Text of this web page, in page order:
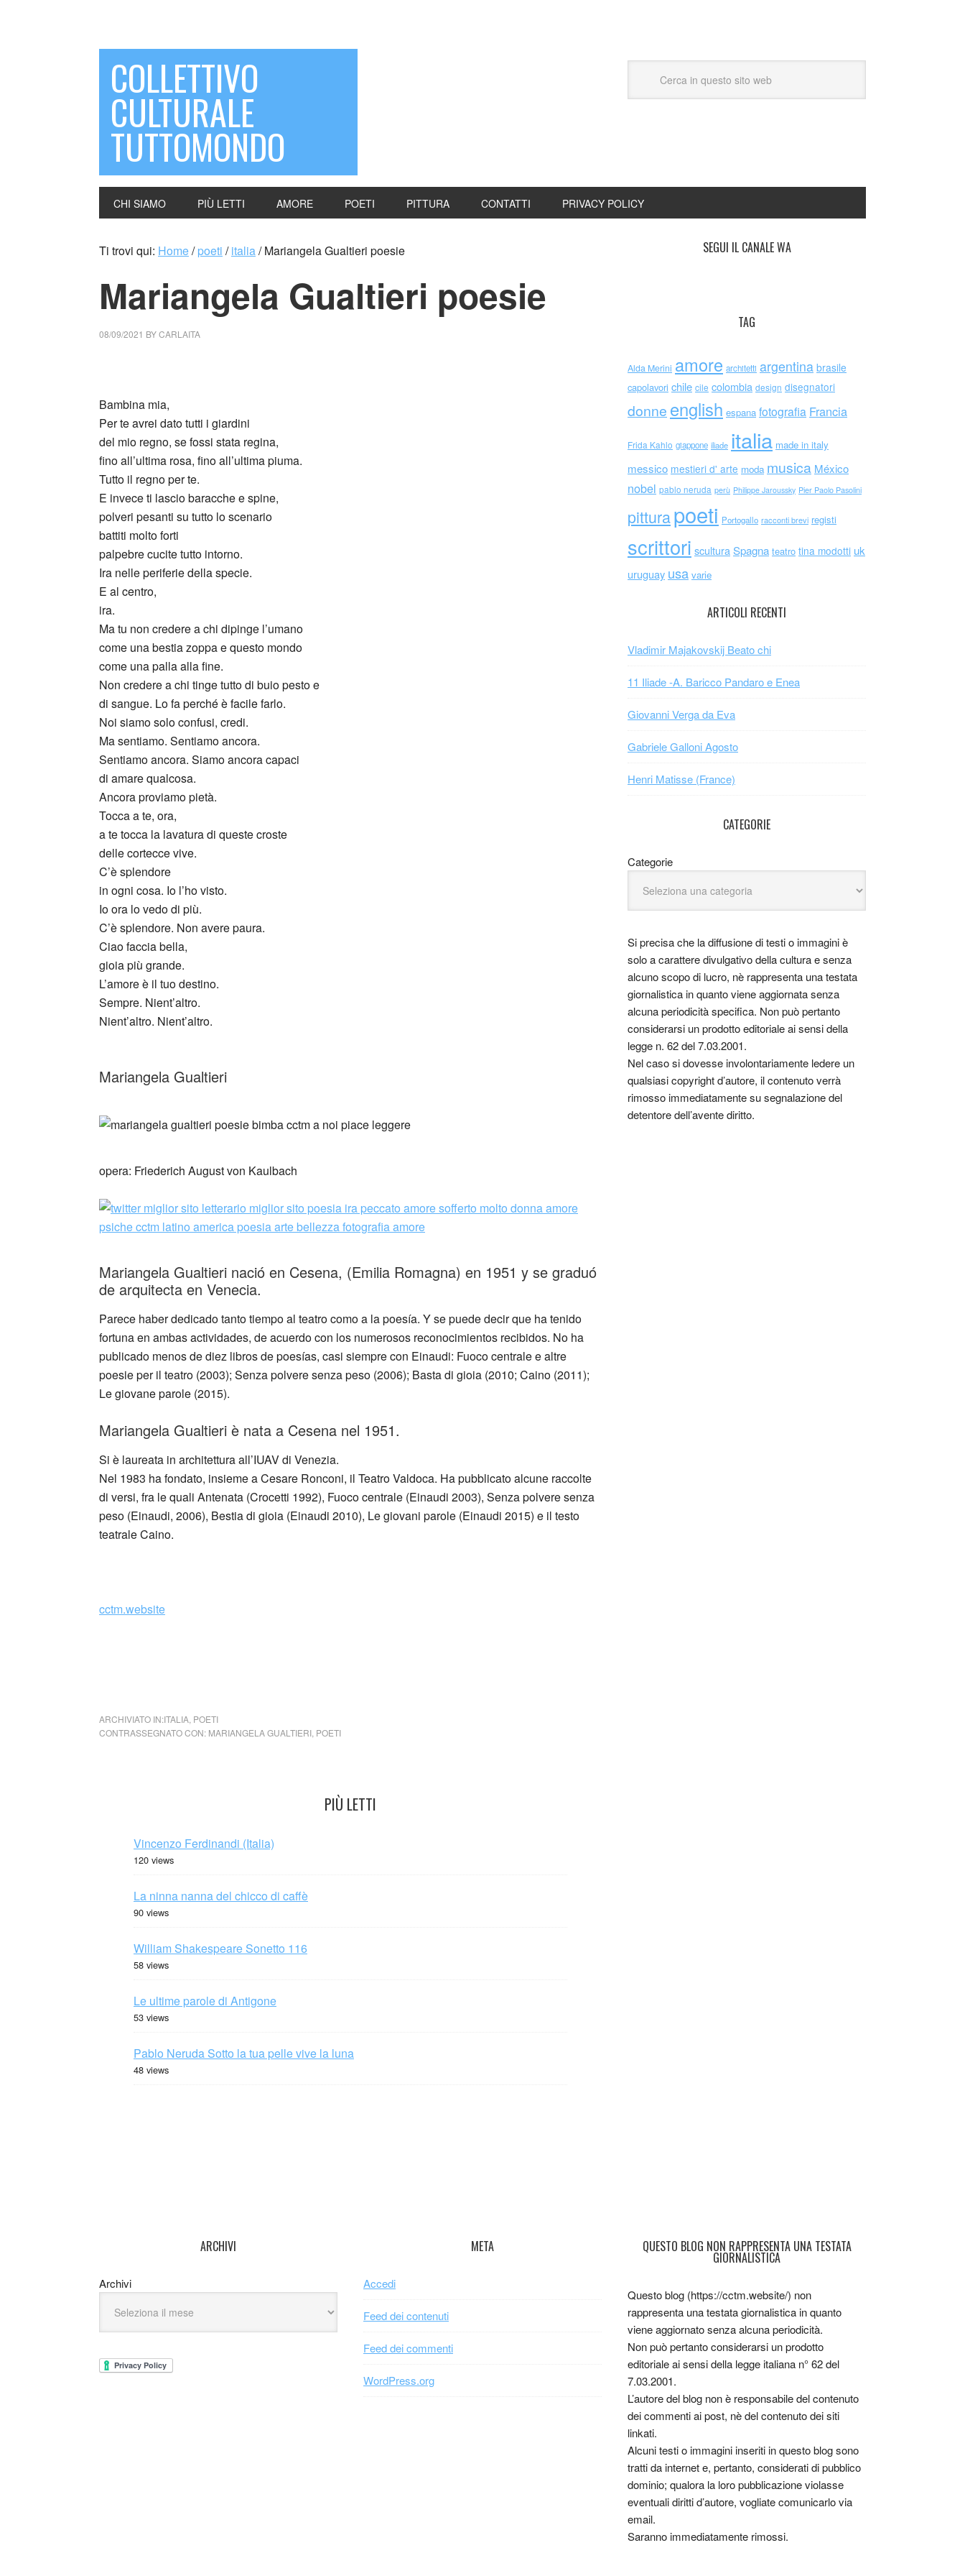
COLLETTIVO
CULTURALE
TUTTOMONDO
CHI SIAMO PIÙ LETTI AMORE POETI PITTURA CONTATTI PRIVACY POLICY
Ti trovi qui: Home/ poeti / italia/Mariangela Gualtieri poesie
Mariangela Gualtieri poesie
08/09/2021 BYCARLAITA
Bambina mia,
Per te avrei dato tutti i giardini
del mio regno, se fossi stata regina,
fino all’ultima rosa, fino all’ultima piuma.
Tutto il regno per te.
E invece ti lascio baracche e spine,
polveri pesanti su tutto lo scenario
battiti molto forti
palpebre cucite tutto intorno.
Ira nelle periferie della specie.
E al centro,
ira.
Ma tu non credere a chi dipinge l’umano
come una bestia zoppa e questo mondo
come una palla alla fine.
Non credere a chi tinge tutto di buio pesto e
di sangue. Lo fa perché è facile farlo.
Noi siamo solo confusi, credi.
Ma sentiamo. Sentiamo ancora.
Sentiamo ancora. Siamo ancora capaci
di amare qualcosa.
Ancora proviamo pietà.
Tocca a te, ora,
a te tocca la lavatura di queste croste
delle cortecce vive.
C’è splendore
in ogni cosa. Io l’ho visto.
Io ora lo vedo di più.
C’è splendore. Non avere paura.
Ciao faccia bella,
gioia più grande.
L’amore è il tuo destino.
Sempre. Nient’altro.
Nient’altro. Nient’altro.
Mariangela Gualtieri
opera: Friederich August von Kaulbach
Mariangela Gualtieri nació en Cesena, (Emilia Romagna) en 1951 y se graduó
de arquitecta en Venecia.
Parece haber dedicado tanto tiempo al teatro como a la poesía. Y se puede decir que ha tenido
fortuna en ambas actividades, de acuerdo con los numerosos reconocimientos recibidos. No ha
publicado menos de diez libros de poesías, casi siempre con Einaudi: Fuoco centrale e altre
poesie per il teatro (2003); Senza polvere senza peso (2006); Basta di gioia (2010; Caino (2011);
Le giovane parole (2015).
Mariangela Gualtieri è nata a Cesena nel 1951.
Si è laureata in architettura all’IUAV di Venezia.
Nel 1983 ha fondato, insieme a Cesare Ronconi, il Teatro Valdoca. Ha pubblicato alcune raccolte
di versi, fra le quali Antenata (Crocetti 1992), Fuoco centrale (Einaudi 2003), Senza polvere senza
peso (Einaudi, 2006), Bestia di gioia (Einaudi 2010), Le giovani parole (Einaudi 2015) e il testo
teatrale Caino.
cctm.website
ARCHIVIATO IN:ITALIA POETI
CONTRASSEGNATO CON: MARIANGELA GUALTIERI POETI
PIÙ LETTI
Vincenzo Ferdinandi (Italia)
120 views
La ninna nanna del chicco di caffè
90 views
William Shakespeare Sonetto 116
58 views
Le ultime parole di Antigone
53 views
Pablo Neruda Sotto la tua pelle vive la luna
48 views
SEGUI IL CANALE WA
TAG
Alda Merini amore architetti argentina brasile
capolavori chile cile colombia design disegnatori
donne english espana fotografia Francia
Frida Kahlo giappone iliade italia made in italy
messico mestieri d' arte moda musica México
nobel pablo neruda perù Philippe Jaroussky Pier Paolo Pasolini
pitturapoeti Portogallo racconti brevi registi
scrittori scultura Spagna teatro tina modotti uk
uruguay usa varie
ARTICOLI RECENTI
Vladimir Majakovskij Beato chi
11 Iliade -A. Baricco Pandaro e Enea
Giovanni Verga da Eva
Gabriele Galloni Agosto
Henri Matisse (France)
CATEGORIE
Categorie
Si precisa che la diffusione di testi o immagini è
solo a carattere divulgativo della cultura e senza
alcuno scopo di lucro, nè rappresenta una testata
giornalistica in quanto viene aggiornata senza
alcuna periodicità specifica. Non può pertanto
considerarsi un prodotto editoriale ai sensi della
legge n. 62 del 7.03.2001.
Nel caso si dovesse involontariamente ledere un
qualsiasi copyright d’autore, il contenuto verrà
rimosso immediatamente su segnalazione del
detentore dell’avente diritto.
ARCHIVI
Archivi
META
Accedi
Feed dei contenuti
Feed dei commenti
WordPress.org
QUESTO BLOG NON RAPPRESENTA UNA TESTATA
GIORNALISTICA
Questo blog (https://cctm.website/) non
rappresenta una testata giornalistica in quanto
viene aggiornato senza alcuna periodicità.
Non può pertanto considerarsi un prodotto
editoriale ai sensi della legge italiana n° 62 del
7.03.2001.
L’autore del blog non è responsabile del contenuto
dei commenti ai post, nè del contenuto dei siti
linkati.
Alcuni testi o immagini inseriti in questo blog sono
tratti da internet e, pertanto, considerati di pubblico
dominio; qualora la loro pubblicazione violasse
eventuali diritti d’autore, vogliate comunicarlo via
email.
Saranno immediatamente rimossi.